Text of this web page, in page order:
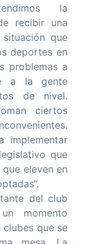
la
recibir una
que
deportes en
problemas a
a la gente
de nivel.
ciertos
implementar
que
eleven en
del club
momento
que se